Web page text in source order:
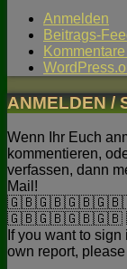
Anmelden
Beitrags-
ANMELDEN /
Wenn Ihr Euch
kommentieren,
verfassen, dann
Mail!
🇬🇧🇬🇧🇬🇧🇬🇧
If you want to
own report,